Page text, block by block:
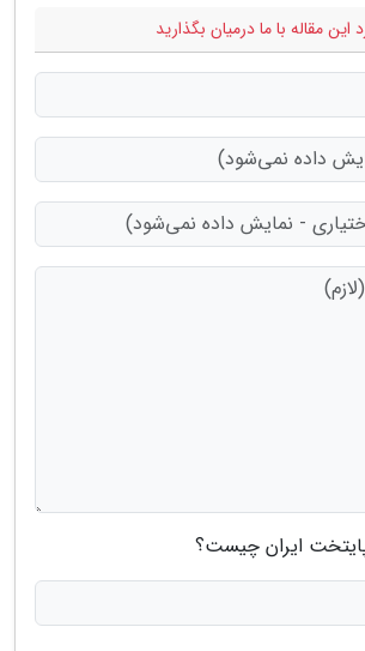
این مقاله با ما درمیان بگذارید
ایران چیست؟